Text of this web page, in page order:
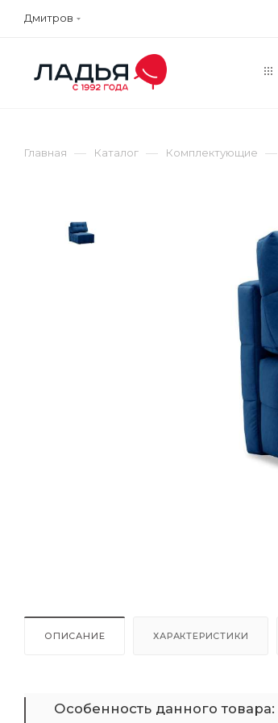
Дмитров
Главная — Каталог — Комплектующие —
ОПИСАНИЕ ХАРАКТЕРИСТИКИ
Особенность данного товара: